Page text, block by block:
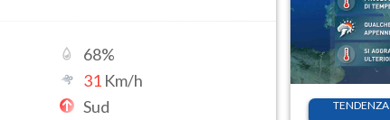
68%
31 Km/h
Sud
TENDENZA